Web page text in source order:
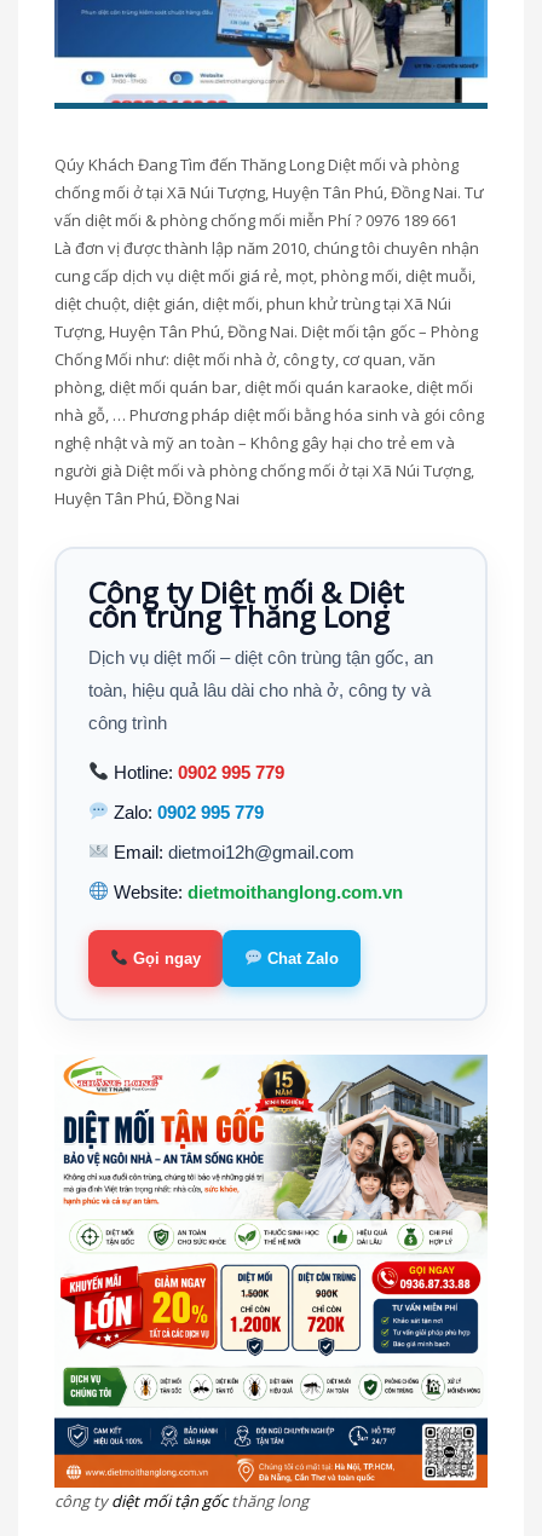
Qúy Khách Đang Tìm đến Thăng Long Diệt mối và phòng
chống mối ở tại Xã Núi Tượng, Huyện Tân Phú, Đồng Nai. Tư
vấn diệt mối & phòng chống mối miễn Phí ? 0976 189 661
Là đơn vị được thành lập năm 2010, chúng tôi chuyên nhận
cung cấp dịch vụ diệt mối giá rẻ, mọt, phòng mối, diệt muỗi,
diệt chuột, diệt gián, diệt mối, phun khử trùng tại Xã Núi
Tượng, Huyện Tân Phú, Đồng Nai. Diệt mối tận gốc – Phòng
Chống Mối như: diệt mối nhà ở, công ty, cơ quan, văn
phòng, diệt mối quán bar, diệt mối quán karaoke, diệt mối
nhà gỗ, … Phương pháp diệt mối bằng hóa sinh và gói công
nghệ nhật và mỹ an toàn – Không gây hại cho trẻ em và
người già Diệt mối và phòng chống mối ở tại Xã Núi Tượng,
Huyện Tân Phú, Đồng Nai
Công ty Diệt mối & Diệt
côn trùng Thăng Long
Dịch vụ diệt mối – diệt côn trùng tận gốc, an
toàn, hiệu quả lâu dài cho nhà ở, công ty và
công trình
Hotline:0902 995 779
Zalo:0902 995 779
Email:dietmoi12h@gmail.com
Website:dietmoithanglong.com.vn
Gọi ngay Chat Zalo
công tydiệt mối tận gốcthăng long